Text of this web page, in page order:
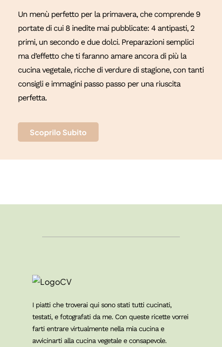
Un menù perfetto per la primavera, che comprende 9
portate di cui 8 inedite mai pubblicate: 4 antipasti, 2
primi, un secondo e due dolci. Preparazioni semplici
ma d’effetto che ti faranno amare ancora di più la
cucina vegetale, ricche di verdure di stagione, con tanti
consigli e immagini passo passo per una riuscita
perfetta.
Scoprilo Subito
I piatti che troverai qui sono stati tutti cucinati,
testati, e fotografati da me. Con queste ricette vorrei
farti entrare virtualmente nella mia cucina e
avvicinarti alla cucina vegetale e consapevole.